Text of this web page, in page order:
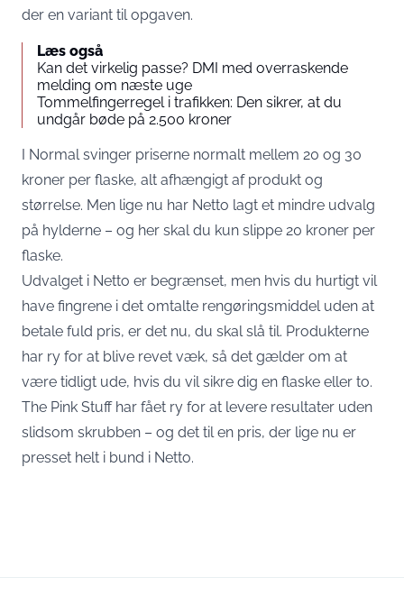
der en variant til opgaven.
Læs også
Kan det virkelig passe? DMI med overraskende
melding om næste uge
Tommelfingerregel i trafikken: Den sikrer, at du
undgår bøde på 2.500 kroner
I Normal svinger priserne normalt mellem 20 og 30
kroner per flaske, alt afhængigt af produkt og
størrelse. Men lige nu har Netto lagt et mindre udvalg
på hylderne – og her skal du kun slippe 20 kroner per
flaske.
Udvalget i Netto er begrænset, men hvis du hurtigt vil
have fingrene i det omtalte rengøringsmiddel uden at
betale fuld pris, er det nu, du skal slå til. Produkterne
har ry for at blive revet væk, så det gælder om at
være tidligt ude, hvis du vil sikre dig en flaske eller to.
The Pink Stuff har fået ry for at levere resultater uden
slidsom skrubben – og det til en pris, der lige nu er
presset helt i bund i Netto.